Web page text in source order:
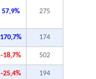
57,9% 275
170,7% 174
-18,7% 502
-25,4% 194